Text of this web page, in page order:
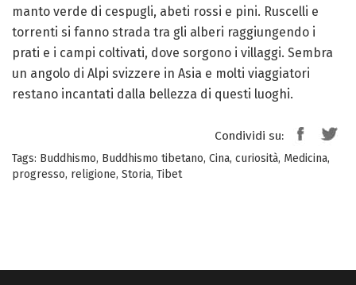
manto verde di cespugli, abeti rossi e pini. Ruscelli e
torrenti si fanno strada tra gli alberi raggiungendo i
prati e i campi coltivati, dove sorgono i villaggi. Sembra
un angolo di Alpi svizzere in Asia e molti viaggiatori
restano incantati dalla bellezza di questi luoghi.
Condividi su:
Tags: Buddhismo, Buddhismo tibetano, Cina, curiosità, Medicina,
progresso, religione, Storia, Tibet